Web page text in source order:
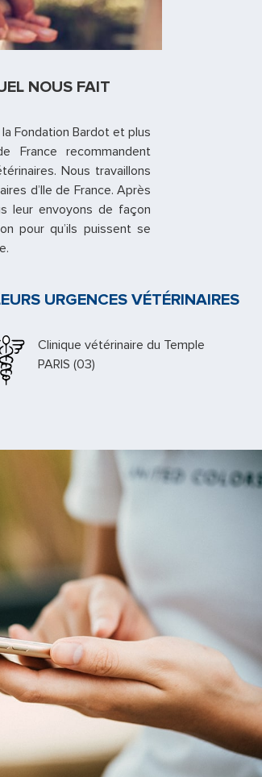
NOUS FAIT
Fondation Bardot et plus
France recommandent
Nous travaillons
d’Ile de France. Après
leur envoyons de façon
pour qu’ils puissent se
URGENCES VÉTÉRINAIRES
Docteur Lacroix
PARIS (07)